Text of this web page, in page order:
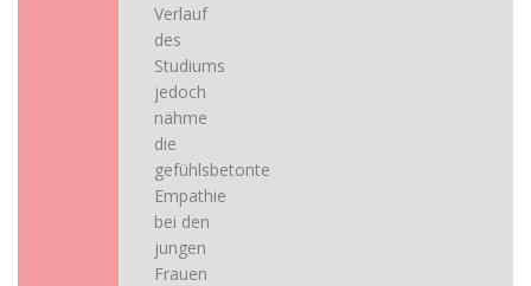
Verlauf
des
Studiums
jedoch
nähme
die
gefühlsbetonte
Empathie
bei den
jungen
Frauen